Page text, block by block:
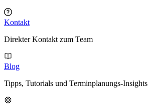
Kontakt
Direkter Kontakt zum Team
Blog
Tipps, Tutorials und Terminplanungs-Insights